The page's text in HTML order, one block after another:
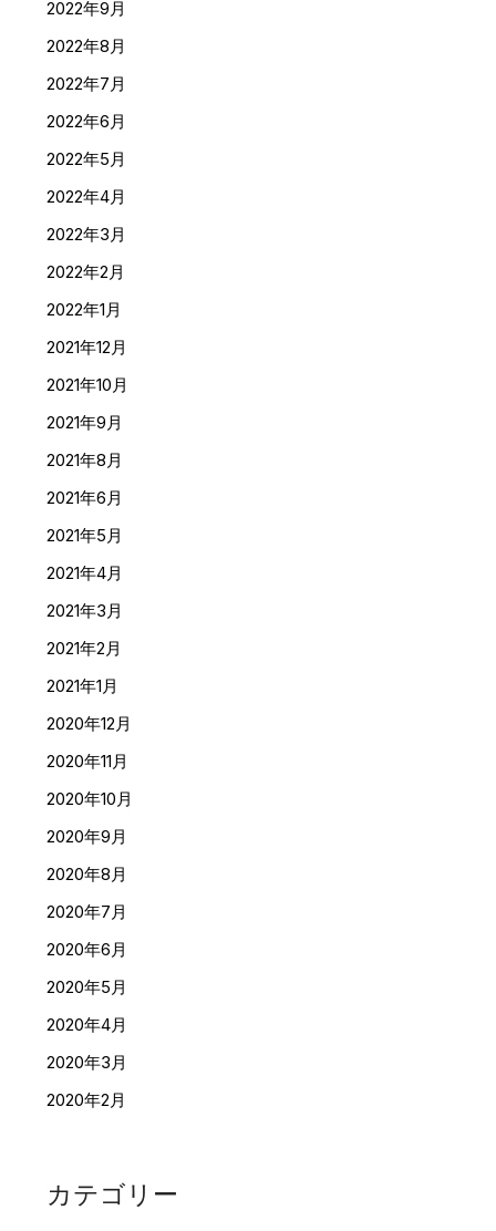
2022年9月
2022年8月
2022年7月
2022年6月
2022年5月
2022年4月
2022年3月
2022年2月
2022年1月
2021年12月
2021年10月
2021年9月
2021年8月
2021年6月
2021年5月
2021年4月
2021年3月
2021年2月
2021年1月
2020年12月
2020年11月
2020年10月
2020年9月
2020年8月
2020年7月
2020年6月
2020年5月
2020年4月
2020年3月
2020年2月
カテゴリー